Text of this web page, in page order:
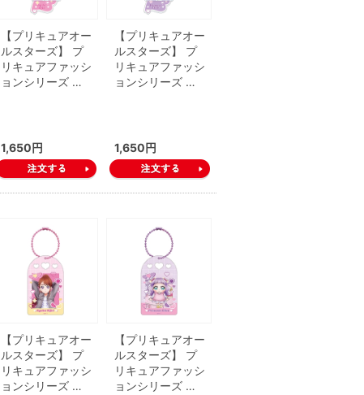
【プリキュアオー
ルスターズ】 プ
リキュアファッシ
ョンシリーズ …
1,650円
【プリキュアオー
ルスターズ】 プ
リキュアファッシ
ョンシリーズ …
1,650円
【プリキュアオー
ルスターズ】 プ
リキュアファッシ
ョンシリーズ …
【プリキュアオー
ルスターズ】 プ
リキュアファッシ
ョンシリーズ …